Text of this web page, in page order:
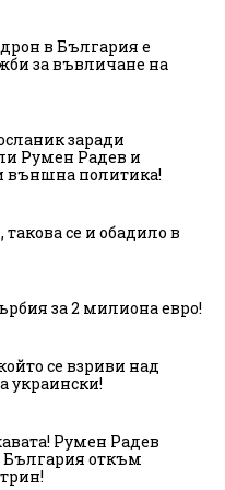
в България е
за въвличане на
заради
Румен Радев и
външна политика!
се и обадило в
за 2 милиона евро!
се взриви над
украински!
Румен Радев
България откъм